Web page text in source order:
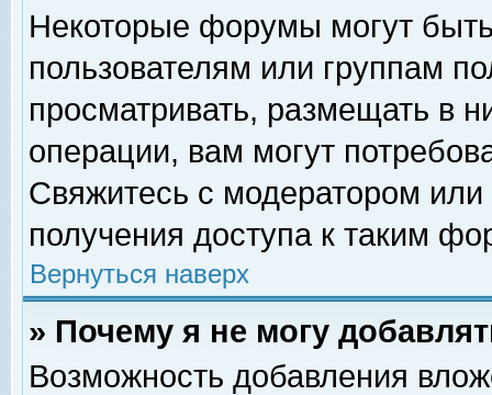
Некоторые форумы могут
пользователям или группам
просматривать, размещать в
операции, вам могут
Свяжитесь с модератором
получения доступа к таким
Вернуться наверх
» Почему я не могу
Возможность добавления